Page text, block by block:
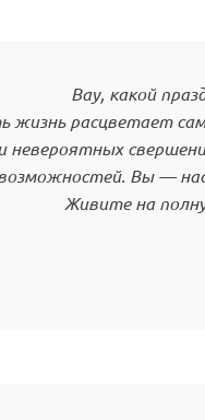
Вау, какой
расцветает
невероятных
Вы —
Живите на